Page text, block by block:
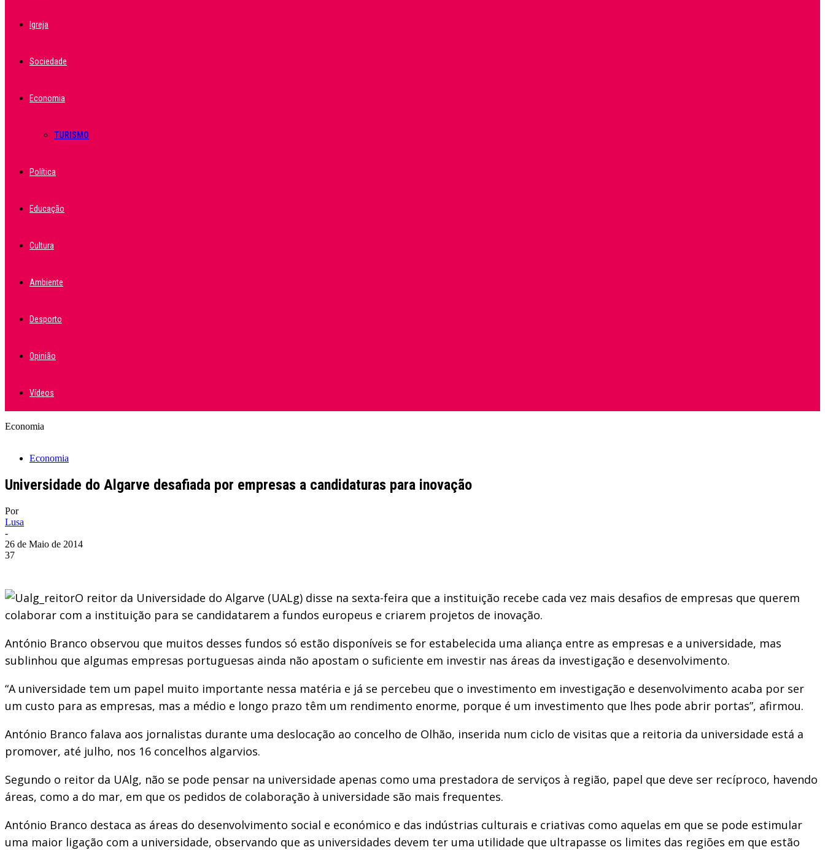
Igreja
Sociedade
Economia
TURISMO
Política
Educação
Cultura
Ambiente
Desporto
Opinião
Vídeos
Economia
Economia
Universidade do Algarve desafiada por empresas a candidaturas para inovação
Por
Lusa
-
26 de Maio de 2014
37
O reitor da Universidade do Algarve (UALg) disse na sexta-feira que a instituição recebe cada vez mais desafios de empresas que querem
colaborar com a instituição para se candidatarem a fundos europeus e criarem projetos de inovação.
António Branco observou que muitos desses fundos só estão disponíveis se for estabelecida uma aliança entre as empresas e a universidade, mas
sublinhou que algumas empresas portuguesas ainda não apostam o suficiente em investir nas áreas da investigação e desenvolvimento.
“A universidade tem um papel muito importante nessa matéria e já se percebeu que o investimento em investigação e desenvolvimento acaba por ser
um custo para as empresas, mas a médio e longo prazo têm um rendimento enorme, porque é um investimento que lhes pode abrir portas”, afirmou.
António Branco falava aos jornalistas durante uma deslocação ao concelho de Olhão, inserida num ciclo de visitas que a reitoria da universidade está a
promover, até julho, nos 16 concelhos algarvios.
Segundo o reitor da UAlg, não se pode pensar na universidade apenas como uma prestadora de serviços à região, papel que deve ser recíproco, havendo
áreas, como a do mar, em que os pedidos de colaboração à universidade são mais frequentes.
António Branco destaca as áreas do desenvolvimento social e económico e das indústrias culturais e criativas como aquelas em que se pode estimular
uma maior ligação com a universidade, observando que as universidades devem ter uma utilidade que ultrapasse os limites das regiões em que estão